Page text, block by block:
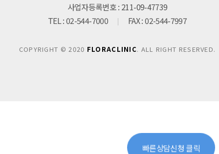
사업자등록번호 : 211-09-47739
TEL : 02-544-7000
FAX : 02-544-7997
COPYRIGHT © 2020 FLORACLINIC. ALL RIGHT RESERVED.